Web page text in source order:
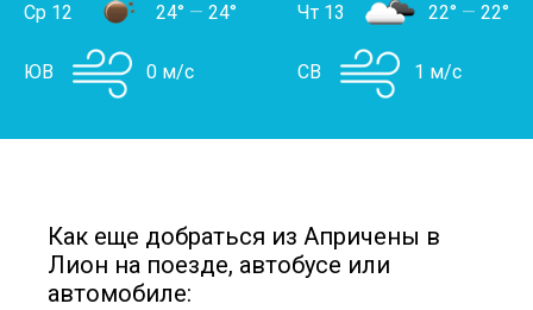
Ср 12 24° — 24°
ЮВ 0 м/с
Чт 13 22° — 22°
СВ 1 м/с
Как еще добраться из Апричены в
Лион на поезде, автобусе или
автомобиле: